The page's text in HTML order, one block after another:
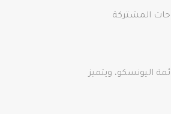
المشتركة
اليونسكو، ويتميز